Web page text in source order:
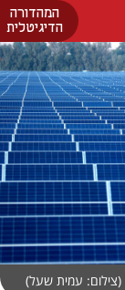
המהדורה
הדיגיטלית
(צילום: עמית שעל)